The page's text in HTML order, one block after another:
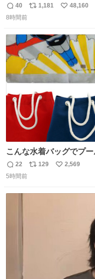
た
返
信
40
リ
ト
数
1,181
い
数
48,160
8時間前
こんな水着バッグでプ
世代（笑） #70年代
返
信
22
リ
129
い
2,569
5時間前